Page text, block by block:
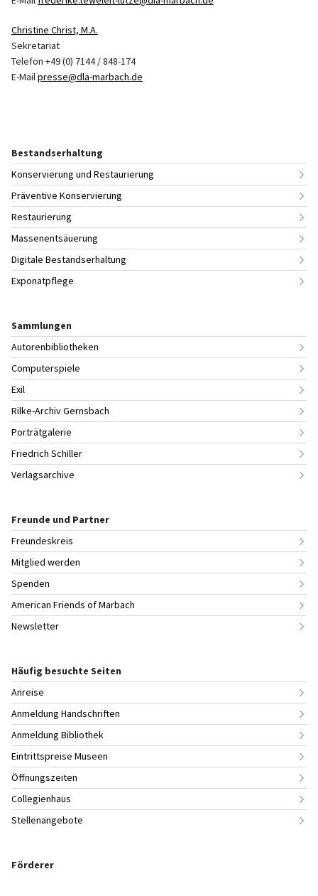
Christine Christ, M.A.
Sekretariat
Telefon +49 (0) 7144 / 848-174
E-Mailpresse@dla-marbach.de
Bestandserhaltung
Konservierung und Restaurierung
Präventive Konservierung
Restaurierung
Massenentsäuerung
Digitale Bestandserhaltung
Exponatpflege
Sammlungen
Autorenbibliotheken
Computerspiele
Exil
Rilke-Archiv Gernsbach
Porträtgalerie
Friedrich Schiller
Verlagsarchive
Freunde und Partner
Freundeskreis
Mitglied werden
Spenden
American Friends of Marbach
Newsletter
Häufig besuchte Seiten
Anreise
Anmeldung Handschriften
Anmeldung Bibliothek
Eintrittspreise Museen
Öffnungszeiten
Collegienhaus
Stellenangebote
Förderer